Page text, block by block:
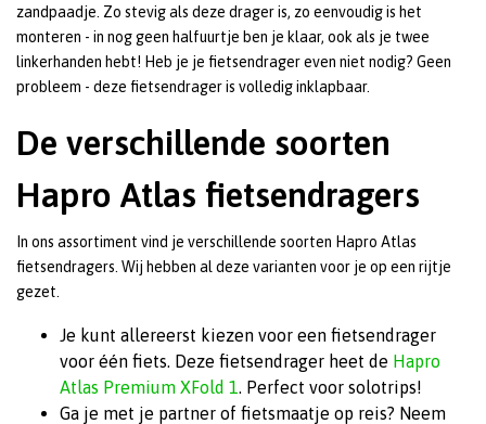
zandpaadje. Zo stevig als deze drager is, zo eenvoudig is het
monteren - in nog geen halfuurtje ben je klaar, ook als je twee
linkerhanden hebt! Heb je je fietsendrager even niet nodig? Geen
probleem - deze fietsendrager is volledig inklapbaar.
De verschillende soorten
Hapro Atlas fietsendragers
In ons assortiment vind je verschillende soorten Hapro Atlas
fietsendragers. Wij hebben al deze varianten voor je op een rijtje
gezet.
Je kunt allereerst kiezen voor een fietsendrager
voor één fiets. Deze fietsendrager heet de Hapro
Atlas Premium XFold 1
. Perfect voor solotrips!
Ga je met je partner of fietsmaatje op reis? Neem